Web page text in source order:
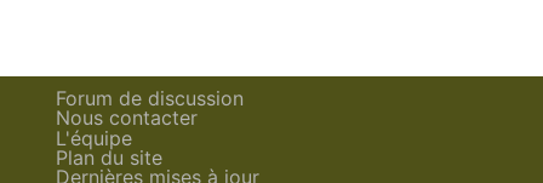
Forum de discussion
Nous contacter
L'équipe
Plan du site
Dernières mises à jour